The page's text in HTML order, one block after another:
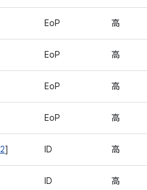
EoP 高
EoP 高
EoP 高
EoP 高
2] ID 高
ID 高